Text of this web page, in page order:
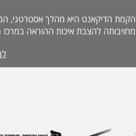
הקמת הדיקאנט היא מהלך אסטרטגי,
מחויבותה להצבת איכות ההוראה במרכז
לאתגרי העתיד. בראש הדיקאנט
ליברמן, דיקאנית ההוראה, אשת חינוך
ההוראה הראשון שהוקם בספיר - מהלך